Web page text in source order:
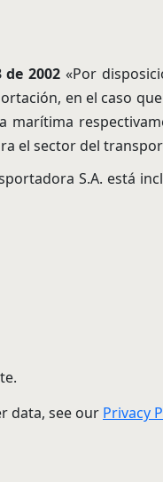
2002 «Por
en el caso
el sector del
S.A. está
data, see our Privacy